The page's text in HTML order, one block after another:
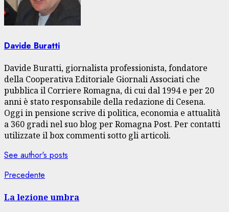
Davide Buratti
Davide Buratti, giornalista professionista, fondatore
della Cooperativa Editoriale Giornali Associati che
pubblica il Corriere Romagna, di cui dal 1994 e per 20
anni è stato responsabile della redazione di Cesena.
Oggi in pensione scrive di politica, economia e attualità
a 360 gradi nel suo blog per Romagna Post. Per contatti
utilizzate il box commenti sotto gli articoli.
See author's posts
Navigazione
articolo
Precedente
La lezione umbra